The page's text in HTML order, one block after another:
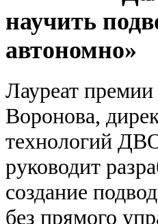
научить
автономно»
Лауреат
Воронова,
технологий
руководит
создание
без прямого